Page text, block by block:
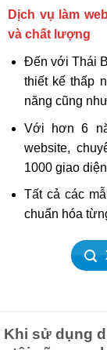
Dịch vụ làm
và chất lượng
Đến với Thái
thiết kế thấp
năng cũng
Với hơn 6
website,
1000 giao
Tất cả các
chuẩn hóa
Khi sử dụng